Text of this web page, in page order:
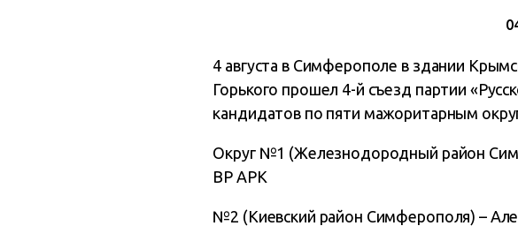
4 августа в Симферополе в здании
Горького прошел 4-й съезд партии
кандидатов по пяти мажоритарным
Округ №1 (Железнодородный район
ВР АРК
№2 (Киевский район Симферополя) –